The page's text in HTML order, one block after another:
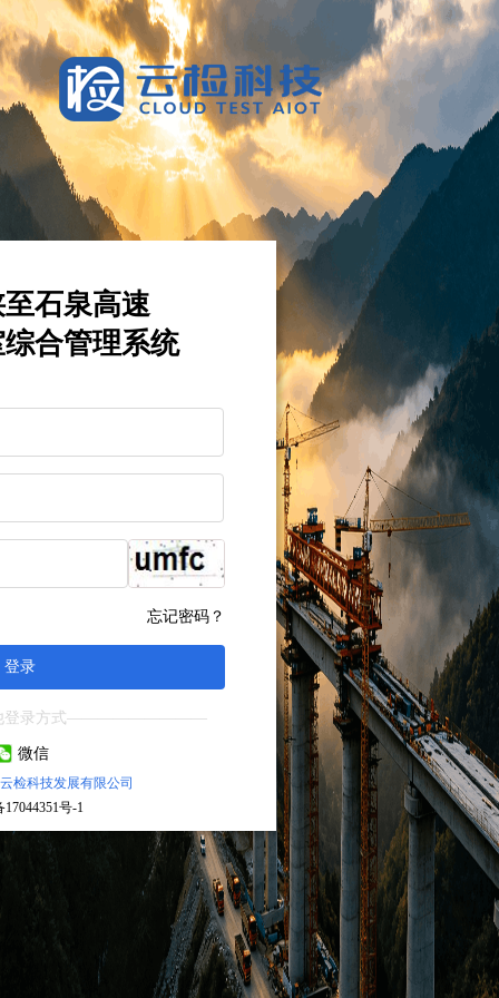
石泉高速
合管理系统
忘记密码？
登录
录方式—————————
微信
检科技发展有限公司
17044351号-1